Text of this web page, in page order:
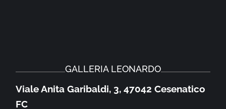
GALLERIA LEONARDO
Viale Anita Garibaldi, 3, 47042 Cesenatico
FC